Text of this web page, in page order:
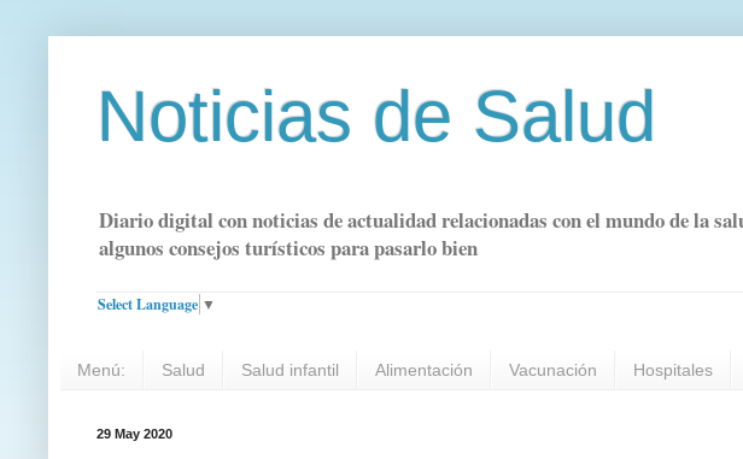
Noticias de Salud
Diario digital con noticias de actualidad relacionadas con el mundo de la
algunos consejos turísticos para pasarlo bien
Select Language ▼
Menú: Salud Salud infantil Alimentación Vacunación Hospitales
29 May 2020